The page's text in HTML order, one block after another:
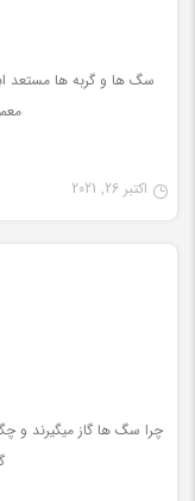
سگ ها و گربه ها مستعد
اکتبر 26, 2021
چرا سگ ها گاز میگیرند و